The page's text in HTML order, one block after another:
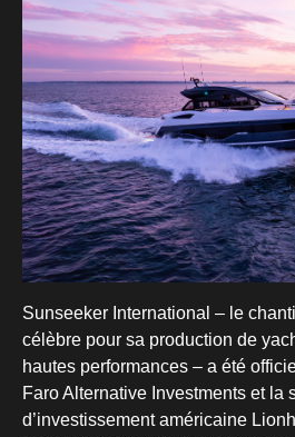
Sunseeker International – le
célèbre pour sa production de
hautes performances – a été
Faro Alternative Investments et la
d’investissement américaine